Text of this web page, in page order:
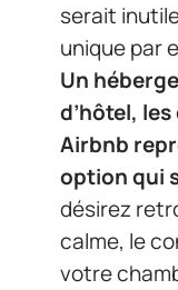
serait
unique par
Un
d’hôtel,
Airbnb
option qui
désirez
calme, le
votre